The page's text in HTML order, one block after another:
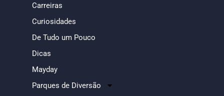
Carreiras
Curiosidades
De Tudo um Pouco
Dicas
Mayday
Parques de Diversão